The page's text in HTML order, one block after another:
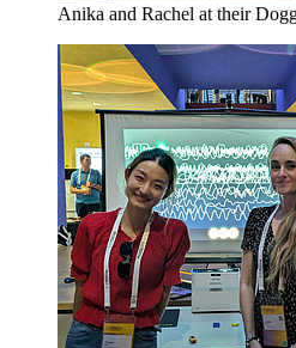
Anika and Rachel at their